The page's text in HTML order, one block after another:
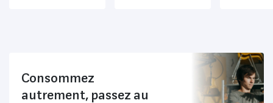
Consommez
autrement, passez au